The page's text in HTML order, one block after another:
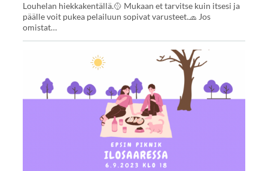
Louhelan hiekkakentällä.🥎 Mukaan et tarvitse kuin itsesi ja
päälle voit pukea pelailuun sopivat varusteet.🧢 Jos
omistat…